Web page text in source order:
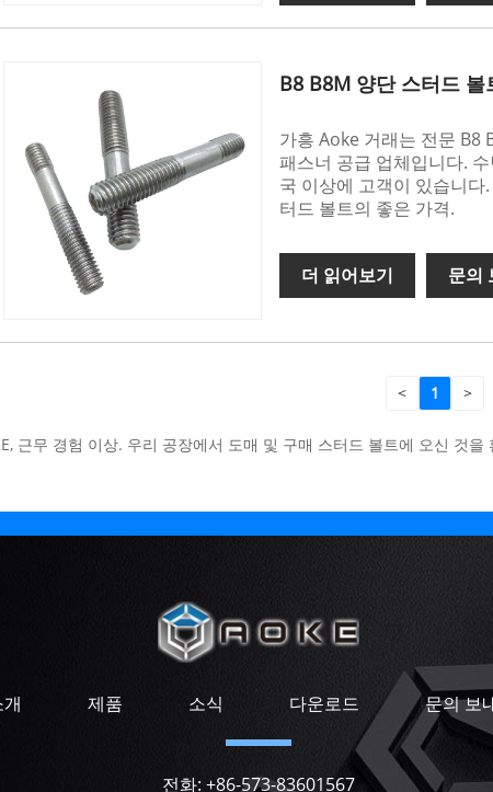
B8 B8M 양단 스터드 볼
가흥 Aoke 거래는 전문 B8
패스너 공급 업체입니다.
국 이상에 고객이 있습니
터드 볼트의 좋은 가격.
더 읽어보기 문의
< 1 >
근무 경험 이상. 우리 공장에서 도매 및 구매 스터드 볼트에 오신 것
제품 소식 다운로드 문의 보
전화: +86-573-83601567